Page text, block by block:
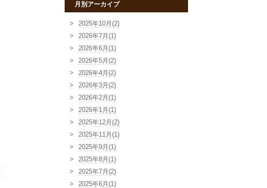
月別アーカイブ
2025年10月(2)
2026年7月(1)
2026年6月(1)
2026年5月(2)
2026年4月(2)
2026年3月(2)
2026年2月(1)
2026年1月(1)
2025年12月(2)
2025年11月(1)
2025年9月(1)
2025年8月(1)
2025年7月(2)
2025年6月(1)